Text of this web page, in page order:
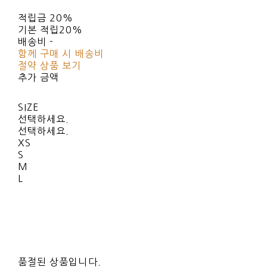
적립금 20%
기본 적립 20%
배송비-
함께 구매 시 배송비
절약 상품 보기
추가 금액
SIZE
선택하세요.
선택하세요.
XS
S
M
품절된 상품입니다.